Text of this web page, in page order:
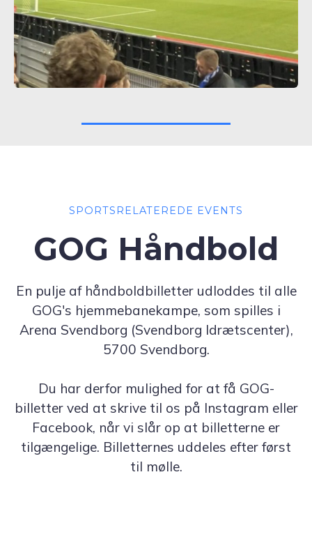
SPORTSRELATEREDE EVENTS
GOG Håndbold
En pulje af håndboldbilletter udloddes til alle
GOG's hjemmebanekampe, som spilles i
Arena Svendborg (Svendborg Idrætscenter),
5700 Svendborg.
Du har derfor mulighed for at få GOG-
billetter ved at skrive til os på Instagram eller
Facebook, når vi slår op at billetterne er
tilgængelige. Billetternes uddeles efter først
til mølle.